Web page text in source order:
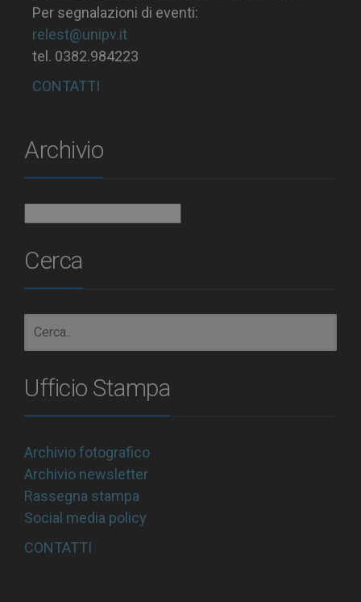
Per segnalazioni di eventi:
relest@unipv.it
tel. 0382.984223
CONTATTI
Archivio
Cerca
Ufficio Stampa
Archivio fotografico
Archivio newsletter
Rassegna stampa
Social media policy
CONTATTI